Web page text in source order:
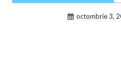
octombrie 3,